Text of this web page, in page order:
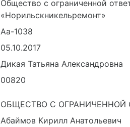
Общество с ограниченной
«Норильскникельремонт»
Аа-1038
05.10.2017
Дикая Татьяна Александровна
00820
ОБЩЕСТВО С ОГРАНИЧЕННОЙ
Абаймов Кирилл Анатольевич